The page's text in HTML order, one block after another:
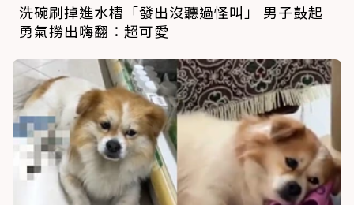
洗碗刷掉進水槽「發出沒聽過怪叫」 男子鼓起
勇氣撈出嗨翻：超可愛